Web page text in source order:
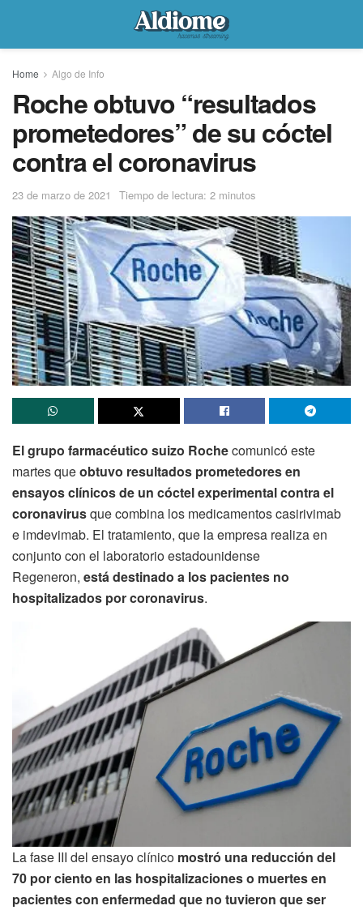
Home Algo de Info
Roche obtuvo “resultados
prometedores” de su cóctel
contra el coronavirus
23 de marzo de 2021 Tiempo de lectura: 2 minutos
El grupo farmacéutico suizo Rochecomunicó este
martes queobtuvo resultados prometedores en
ensayos clínicos de un cóctel experimental contra el
coronavirusque combina los medicamentos casirivimab
e imdevimab. El tratamiento, que la empresa realiza en
conjunto con el laboratorio estadounidense
Regeneron, está destinado a los pacientes no
hospitalizados por coronavirus.
La fase III del ensayo clínico mostró una reducción del
70 por ciento en las hospitalizaciones o muertes en
pacientes con enfermedad que no tuvieron que ser